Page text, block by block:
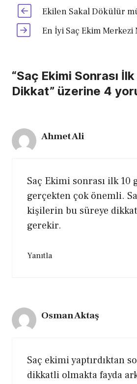
Ekilen Sakal Dökülür
En İyi Saç Ekim Merkezi
“Saç Ekimi Sonrası
Dikkat” üzerine 4
Ahmet Ali
Saç Ekimi sonrası ilk 10
gerçekten çok önemli.
kişilerin bu süreye
gerekir.
Yanıtla
Osman Aktaş
Saç ekimi yaptırdıktan
dikkatli olmakta fayda